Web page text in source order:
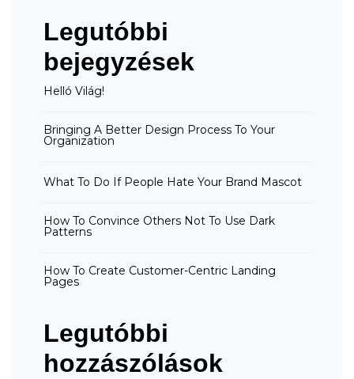
Legutóbbi
bejegyzések
Helló Világ!
Bringing A Better Design Process To Your
Organization
What To Do If People Hate Your Brand Mascot
How To Convince Others Not To Use Dark
Patterns
How To Create Customer-Centric Landing
Pages
Legutóbbi
hozzászólások